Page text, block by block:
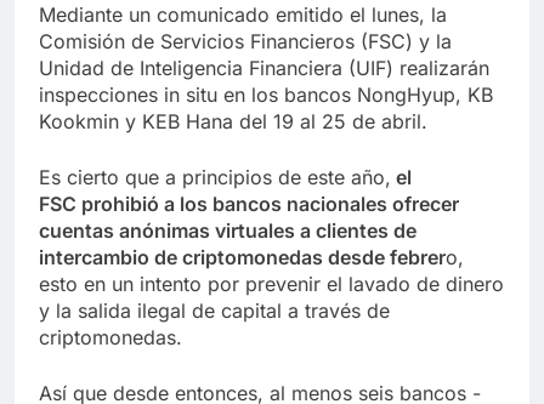
Mediante un comunicado emitido el lunes, la
Comisión de Servicios Financieros (FSC) y la
Unidad de Inteligencia Financiera (UIF) realizarán
inspecciones in situ en los bancos NongHyup, KB
Kookmin y KEB Hana del 19 al 25 de abril.
Es cierto que a principios de este año, el
FSC prohibió a los bancos nacionales ofrecer
cuentas anónimas virtuales a clientes de
intercambio de criptomonedas desde febrero,
esto en un intento por prevenir el lavado de dinero
y la salida ilegal de capital a través de
criptomonedas.
Así que desde entonces, al menos seis bancos -